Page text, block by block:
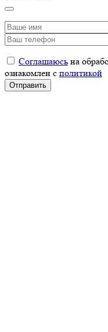
Соглашаюсь на
ознакомлен с политикой